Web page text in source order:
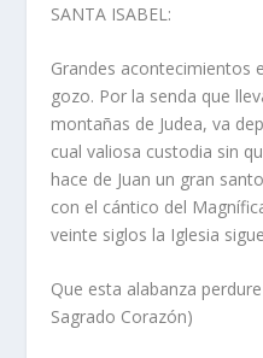
SANTA ISABEL:
Grandes acontecimientos
gozo. Por la senda que
montañas de Judea, va
cual valiosa custodia sin
hace de Juan un gran
con el cántico del
veinte siglos la Iglesia
Que esta alabanza
Sagrado Corazón)